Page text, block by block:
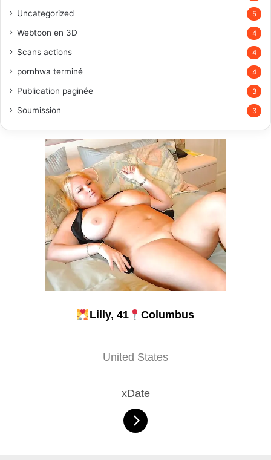
Uncategorized 5
Webtoon en 3D 4
Scans actions 4
pornhwa terminé 4
Publication paginée 3
Soumission 3
Lilly, 41 Columbus
United States
xDate